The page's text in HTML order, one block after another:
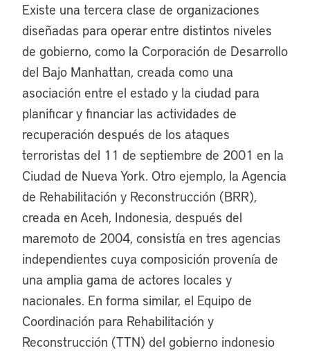
Existe una tercera clase de organizaciones
diseñadas para operar entre distintos niveles
de gobierno, como la Corporación de Desarrollo
del Bajo Manhattan, creada como una
asociación entre el estado y la ciudad para
planificar y financiar las actividades de
recuperación después de los ataques
terroristas del 11 de septiembre de 2001 en la
Ciudad de Nueva York. Otro ejemplo, la Agencia
de Rehabilitación y Reconstrucción (BRR),
creada en Aceh, Indonesia, después del
maremoto de 2004, consistía en tres agencias
independientes cuya composición provenía de
una amplia gama de actores locales y
nacionales. En forma similar, el Equipo de
Coordinación para Rehabilitación y
Reconstrucción (TTN) del gobierno indonesio